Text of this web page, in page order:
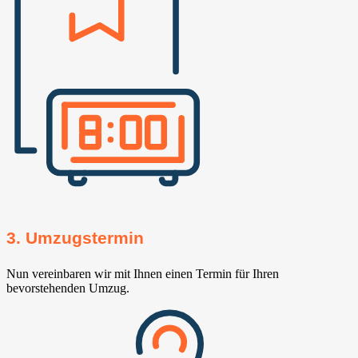
3. Umzugstermin
Nun vereinbaren wir mit Ihnen einen Termin für Ihren
bevorstehenden Umzug.